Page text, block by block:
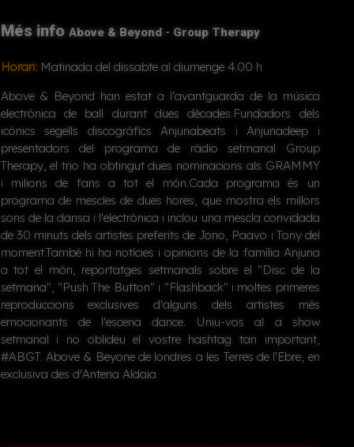
Més info Above & Beyond - Group Therapy
Horari: Matinada del dissabte al diumenge 4.00 h
Above & Beyond han estat a l'avantguarda de la música
electrònica de ball durant dues dècades.Fundadors dels
icònics segells discogràfics Anjunabeats i Anjunadeep i
presentadors del programa de ràdio setmanal Group
Therapy, el trio ha obtingut dues nominacions als GRAMMY
i milions de fans a tot el món.Cada programa és un
programa de mescles de dues hores, que mostra els millors
sons de la dansa i l'electrònica i inclou una mescla convidada
de 30 minuts dels artistes preferits de Jono, Paavo i Tony del
moment.També hi ha notícies i opinions de la família Anjuna
a tot el món, reportatges setmanals sobre el "Disc de la
setmana", "Push The Button" i "Flashback" i moltes primeres
reproduccions exclusives d'alguns dels artistes més
emocionants de l'escena dance. Uniu-vos al a show
setmanal i no oblideu el vostre hashtag tan important,
#ABGT. Above & Beyone de londres a les Terres de l'Ebre, en
exclusiva des d'Antena Aldaia